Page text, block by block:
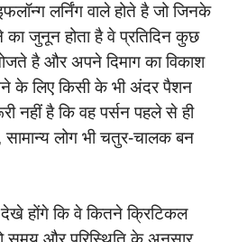
लर्निंग वाले होते है जो जिनके
जुनून होता है वे प्रतिदिन कुछ
है और अपने दिमाग का विकाश
के लिए किसी के भी अंदर पैशन
नहीं है कि वह पर्सन पहले से ही
सामान्य लोग भी चतुर-चालक बन
देखे होंगे कि वे कितने क्रिटिकल